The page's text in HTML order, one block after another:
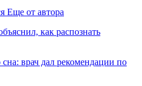
Еще от автора
как распознать
врач дал рекомендации по